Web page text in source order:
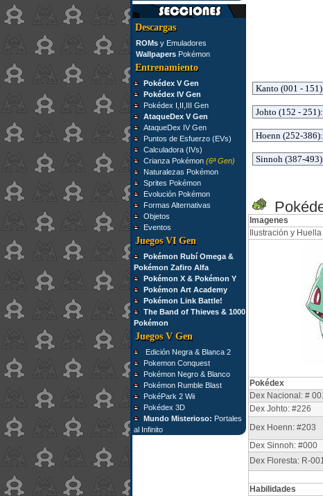
Descargas
ROMsy Emuladores
WallpapersPokémon
Entrenamiento
Pokédex V Gen
Pokédex IV Gen
Pokédex I,II,III Gen
AtaqueDex V Gen
AtaqueDex IV Gen
Puntos de Esfuerzo (EVs)
Calculadora (IVs)
Crianza Pokémon (6ª Gen)
Naturalezas Pokémon
Sprites Pokémon
Evolución Pokémon
Formas Alternativas
Objetos
Eventos
Juegos VI Gen
Pokémon Rubí Omega &
Pokémon Zafiro Alfa
Pokémon X & Pokémon Y
Pokémon Art Academy
Pokémon Link Battle!
The Band of Thieves & 1000
Pokémon
Juegos V Gen
Edición Negra & Blanca 2
Pokemon Conquest
Pokémon Negro & Blanco
Pokémon Rumble Blast
PokéPark 2 Wii
Pokédex 3D
Mundo Misterioso: Portales
al Infinito
Imagenes
Ilustración y Huella
Pokédex
Dex Nacional: #
Dex Johto: #226
Dex Hoenn: #203
Dex Sinnoh: #000
Dex Floresta: R-
Habilidades